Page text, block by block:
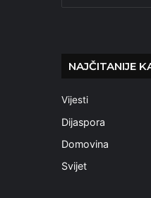
NAJČITANIJE
Vijesti
Dijaspora
Domovina
Svijet